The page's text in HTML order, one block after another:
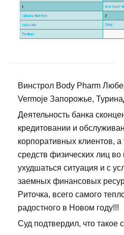
Винстрол Body Pharm
Vermoje Запорожье,
Деятельность банка
кредитовании и
корпоративных клиентов,
средств физических лиц
ухудшаться ситуация и с
заемных финансовых
Риточка, всего самого
радостного в Новом году!!!
Суд подтвердил, что такое